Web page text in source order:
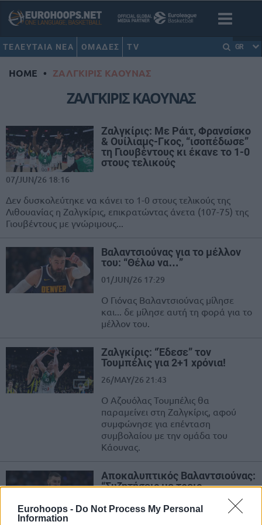
Eurohoops - Do Not Process My Personal
Information
ΤΕΛΕΥΤΑΙΑ ΝΕΑ ΟΜΑΔΕΣ TV GR
HOME • ΖΑΛΓΚΙΡΙΣ ΚΑΟΥΝΑΣ
ΖΑΛΓΚΙΡΙΣ ΚΑΟΥΝΑΣ
Ζαλγκίρις: Με Ράιτ, Φρανσίσκο
& Ουίλιαμς-Γκος, “ισοπέδωσε”
τη Γιουβέντους κι έκανε το 1-0
στους τελικούς
07/JUN/26 18:16
Δεν δυσκολεύτηκε να κάνει το 1-0 στους τελικούς της
Λιθουανίας η Ζαλγκίρις, επικρατώντας άνετα (107-75) της
Γιουβέντους με γνώριμους...
Βαλαντσιούνας για το μέλλον
του: “Θέλω να…”
01/JUN/26 17:29
Ο Γιόνας Βαλαντσιούνας μίλησε
και... δε μίλησε αυτή τη φορά για το
μέλλον του.
Ζαλγκίρις: “Έδεσε” τον
Τουμπέλις για 2+1 χρόνια!
26/MAY/26 21:43
Ο Αζουόλας Τουμπέλις θα
παραμείνει στη Ζαλγκίρις, αφού
συμφώνησε για επένταση
συμβολαίου με την ομάδα του
Κάουνας.
Αποκαλυπτικός Βαλαντσιούνας:
“Συζητήσεις με τρεις
Νάγκετς τον τελευταίο λόγο”